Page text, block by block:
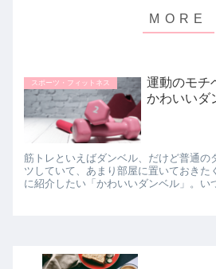
スポーツ・フィットネス
運動のモチ
かわいいダ
筋トレといえばダンベル、だけど普通の
ツしていて、あまり部屋に置いておき
に紹介したい「かわいいダンベル」。い